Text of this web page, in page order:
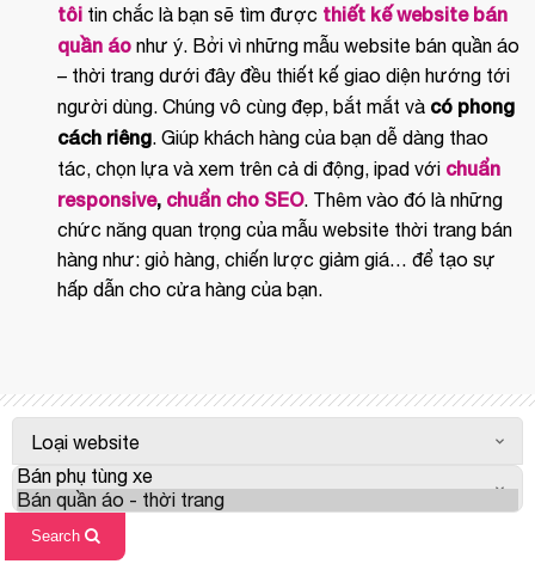
tôi tin chắc là bạn sẽ tìm được thiết kế website bán
quần áo như ý. Bởi vì những mẫu website bán quần áo
– thời trang dưới đây đều thiết kế giao diện hướng tới
người dùng. Chúng vô cùng đẹp, bắt mắt và có phong
cách riêng. Giúp khách hàng của bạn dễ dàng thao
tác, chọn lựa và xem trên cả di động, ipad với chuẩn
responsive, chuẩn cho SEO. Thêm vào đó là những
chức năng quan trọng của mẫu website thời trang bán
hàng như: giỏ hàng, chiến lược giảm giá… để tạo sự
hấp dẫn cho cửa hàng của bạn.